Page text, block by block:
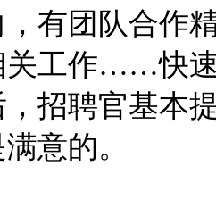
有团队合作
关工作……快
招聘官基本
意的。